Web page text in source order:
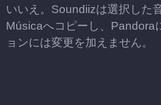
いいえ。Soundiizは選択した
Músicaへコピーし、Pandora
ョンには変更を加えません。